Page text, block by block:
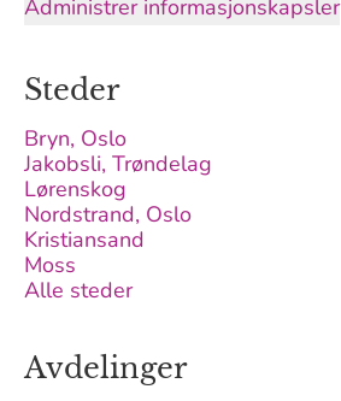
Administrer informasjonskapsler
Steder
Bryn, Oslo
Jakobsli, Trøndelag
Lørenskog
Nordstrand, Oslo
Kristiansand
Moss
Alle steder
Avdelinger